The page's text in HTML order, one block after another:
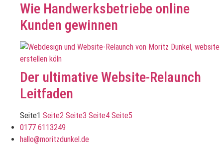
Wie Handwerksbetriebe online
Kunden gewinnen
Der ultimative Website-Relaunch
Leitfaden
Seite1 Seite2 Seite3 Seite4 Seite5
0177 6113249
hallo@moritzdunkel.de